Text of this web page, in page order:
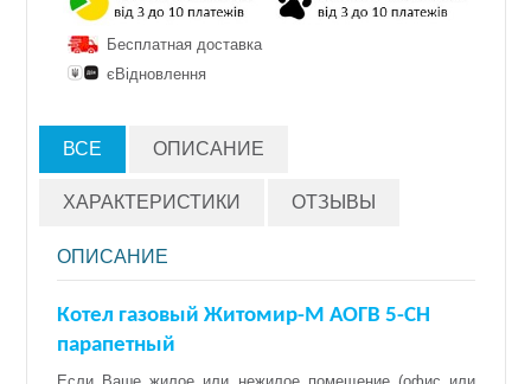
Бесплатная доставка
єВідновлення
ВСЕ ОПИСАНИЕ
ХАРАКТЕРИСТИКИ ОТЗЫВЫ
ОПИСАНИЕ
Котел газовый Житомир-М АОГВ 5-СН
парапетный